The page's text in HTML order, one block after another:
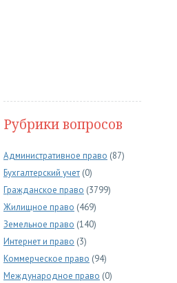
Рубрики вопросов
Административное право (87)
Бухгалтерский учет (0)
Гражданское право (3799)
Жилищное право (469)
Земельное право (140)
Интернет и право (3)
Коммерческое право (94)
Международное право (0)